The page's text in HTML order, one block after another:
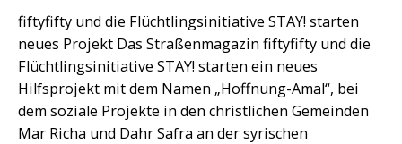
fiftyfifty und die Flüchtlingsinitiative STAY! starten
neues Projekt Das Straßenmagazin fiftyfifty und die
Flüchtlingsinitiative STAY! starten ein neues
Hilfsprojekt mit dem Namen „Hoffnung-Amal“, bei
dem soziale Projekte in den christlichen Gemeinden
Mar Richa und Dahr Safra an der syrischen